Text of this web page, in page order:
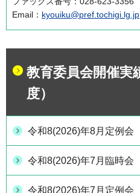
Email： kyouiku@pref.tochigi.lg.jp
教育委員会開催実
度）
令和8(2026)年8月定例会
令和8(2026)年7月臨時会
令和8(2026)年7月定例会